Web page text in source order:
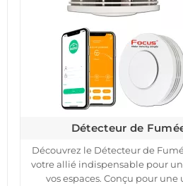
Détecteur de
Découvrez le Détecteur de
votre allié indispensable pour
vos espaces. Conçu pour